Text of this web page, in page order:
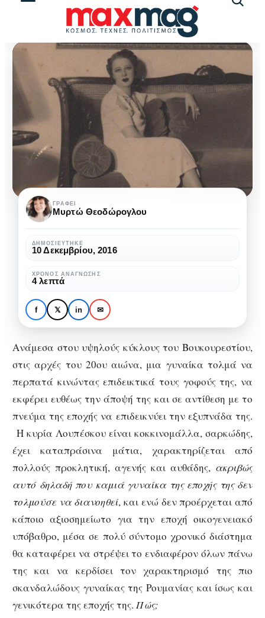
Η σκανδαλώδης κυρία
Λουπέσκου
σκανδαλώδης
κυρία
Λουπέσκου
ΓΡΆΦΕΙ
Μυρτώ Θεοδώρογλου
ΔΗΜΟΣΙΕΎΤΗΚΕ
10 Δεκεμβρίου, 2016
ΧΡΌΝΟΣ ΑΝΆΓΝΩΣΗΣ
4 λεπτά
f 𝕏 in ✉
Ανάμεσα στου υψηλούς κύκλους του Βουκουρεστίου,
στις αρχές του 20ου αιώνα, μια γυναίκα τολμά να
περπατά κινώντας επιδεικτικά τους γοφούς της, να
εκφέρει ευθέως την άποψή της και σε αντίθεση με το
πνεύμα της εποχής να επιδεικνύει την εξυπνάδα της.
Η κυρία Λουπέσκου είναι κοκκινομάλλα, σαρκώδης,
έχει καταπράσινα μάτια, χαρακτηρίζεται από
πολλούς προκλητική, αγενής και αυθάδης, ακριβώς
αυτό δηλαδή που καμιά γυναίκα της εποχής της δεν
τολμούσε να διανοηθεί, και ενώ δεν προέρχεται από
κάποιο αξιοσημείωτο για την εποχή οικογενειακό
υπόβαθρο, μέσα σε πολύ σύντομο χρονικό διάστημα
θα καταφέρει να στρέψει το ενδιαφέρον όλων πάνω
της και να κερδίσει τον χαρακτηρισμό της πιο
σκανδαλώδους γυναίκας της Ρουμανίας και ίσως και
γενικότερα της εποχής της. Πώς;